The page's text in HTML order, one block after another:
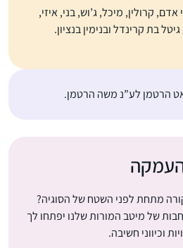
קרולין, מיכל, ג’וש, בני, איזי,
בת קרינדל ובנימין בנציון.
הרטמן לע”נ משה הרטמן.
מתחת לפני השטח של הסוגיה?
של מיטב המורות שלנו יפתחו לך
וכיווני חשיבה.